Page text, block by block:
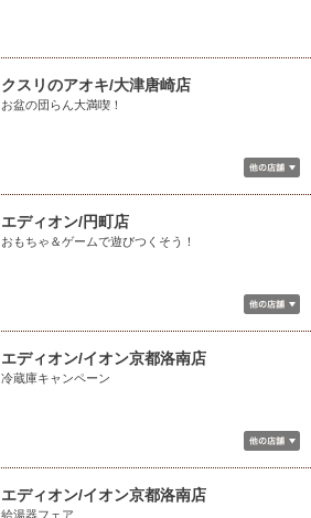
クスリのアオキ/大津唐崎店
お盆の団らん大満喫！
エディオン/円町店
おもちゃ＆ゲームで遊びつくそう！
エディオン/イオン京都洛南店
冷蔵庫キャンペーン
エディオン/イオン京都洛南店
給湯器フェア